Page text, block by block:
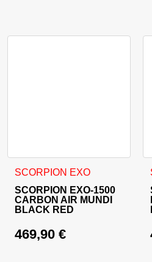
SCORPION EXO
SCORPION EXO-1500
CARBON AIR MUNDI
BLACK RED
469,90 €
Ta izdelek ima več različic.